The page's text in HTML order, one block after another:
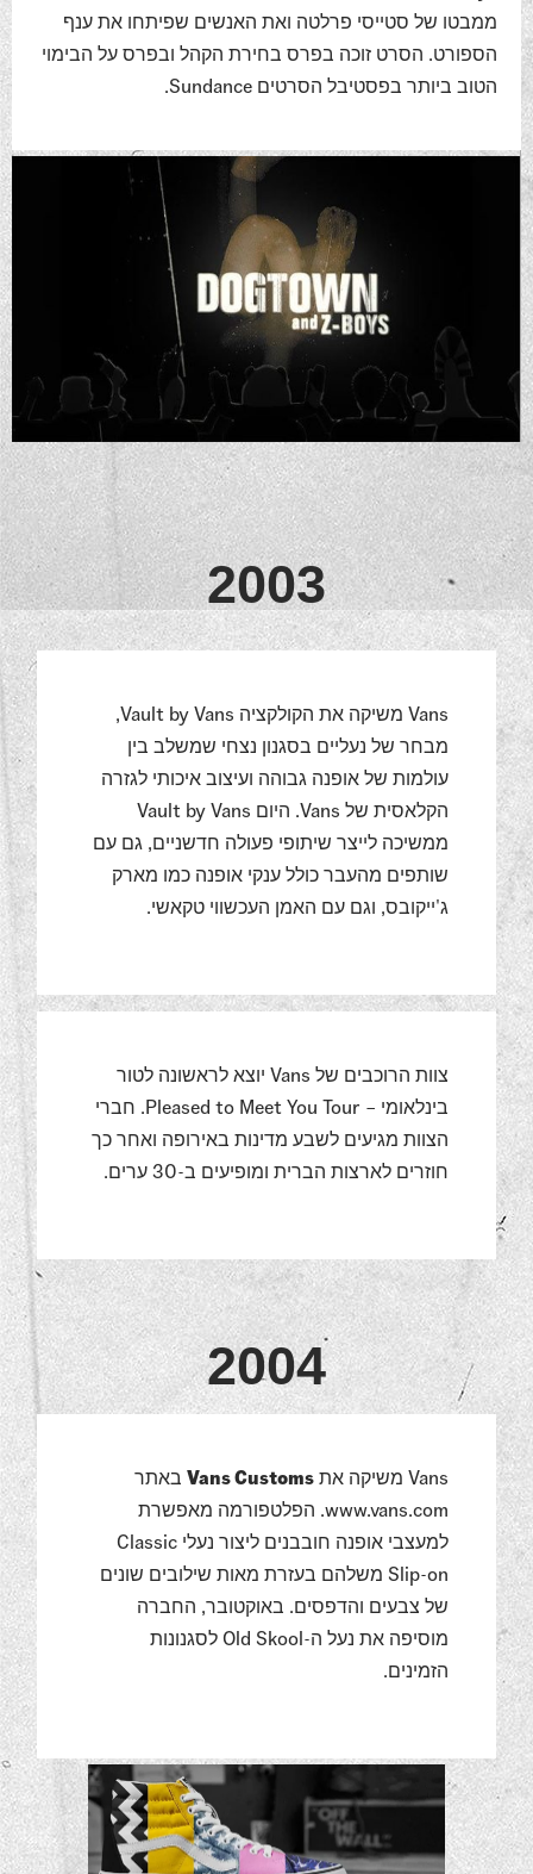
ממבטו של סטייסי פרלטה ואת האנשים שפיתחו את ענף
הספורט. הסרט זוכה בפרס בחירת הקהל ובפרס על הבימוי
הטוב ביותר בפסטיבל הסרטים Sundance.
2003
צוות הרוכבים של Vans יוצא לראשונה לטור
בינלאומי – Pleased to Meet You Tour. חברי
הצוות מגיעים לשבע מדינות באירופה ואחר כך
חוזרים לארצות הברית ומופיעים ב-30 ערים.
Vans משיקה את הקולקציה Vault by Vans,
מבחר של נעליים בסגנון נצחי שמשלב בין
עולמות של אופנה גבוהה ועיצוב איכותי לגזרה
הקלאסית של Vans. היום Vault by Vans
ממשיכה לייצר שיתופי פעולה חדשניים, גם עם
שותפים מהעבר כולל ענקי אופנה כמו מארק
ג'ייקובס, וגם עם האמן העכשווי טקאשי.
2004
Vans משיקה את Vans Customs באתר
www.vans.com. הפלטפורמה מאפשרת
למעצבי אופנה חובבנים ליצור נעלי Classic
Slip-on משלהם בעזרת מאות שילובים שונים
של צבעים והדפסים. באוקטובר, החברה
מוסיפה את נעל ה-Old Skool לסגנונות
הזמינים.